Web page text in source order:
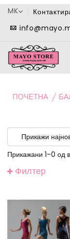
MK
ПОЧЕТНА
Прикажани 1–0 од
Филтер